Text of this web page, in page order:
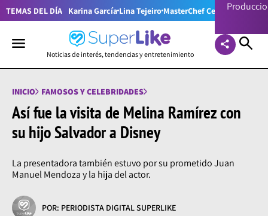
TEMAS DEL DÍA Karina García Lina Tejeiro MasterChef Celebrity
Noticias de interés, tendencias y entretenimiento
INICIO FAMOSOS Y CELEBRIDADES
Así fue la visita de Melina Ramírez con
su hijo Salvador a Disney
La presentadora también estuvo por su prometido Juan
Manuel Mendoza y la hija del actor.
POR: PERIODISTA DIGITAL SUPERLIKE